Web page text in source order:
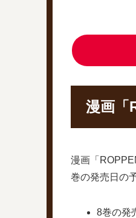
漫画「
漫画「
巻の発売日の
8巻の発